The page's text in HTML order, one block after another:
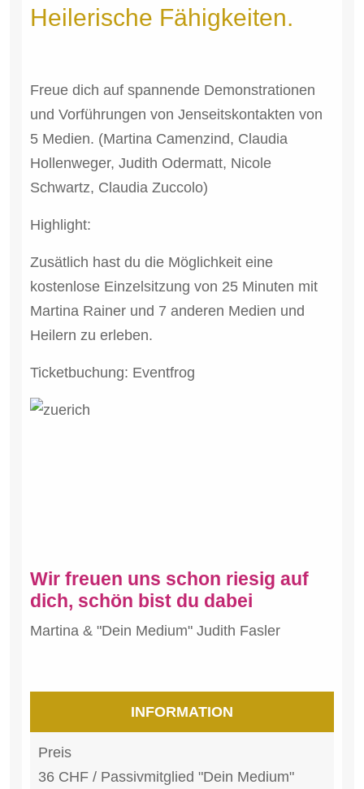
Heilerische Fähigkeiten.
Freue dich auf spannende Demonstrationen
und Vorführungen von Jenseitskontakten von
5 Medien. (Martina Camenzind, Claudia
Hollenweger, Judith Odermatt, Nicole
Schwartz, Claudia Zuccolo)
Highlight:
Zusätlich hast du die Möglichkeit eine
kostenlose Einzelsitzung von 25 Minuten mit
Martina Rainer und 7 anderen Medien und
Heilern zu erleben.
Ticketbuchung: Eventfrog
Wir freuen uns schon riesig auf
dich, schön bist du dabei
Martina & "Dein Medium" Judith Fasler
INFORMATION
Preis
36 CHF / Passivmitglied "Dein Medium"